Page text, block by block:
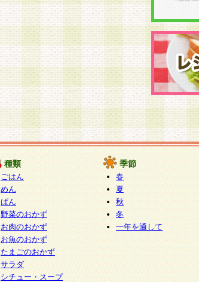
種類
ごはん
めん
ぱん
野菜のおかず
お肉のおかず
お魚のおかず
たまごのおかず
サラダ
シチュー・スープ
季節
春
夏
秋
冬
一年を通して